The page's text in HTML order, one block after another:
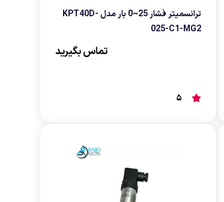
ترانسمیتر فشار 25~0 بار مدل KPT40D-
025-C1-MG2
تماس بگیرید
5